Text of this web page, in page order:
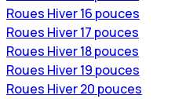
Roues Hiver 16 pouces
Roues Hiver 17 pouces
Roues Hiver 18 pouces
Roues Hiver 19 pouces
Roues Hiver 20 pouces